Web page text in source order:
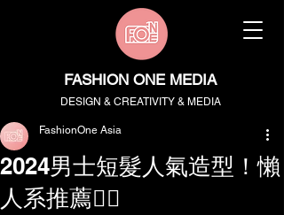
FASHION ONE MEDIA
DESIGN & CREATIVITY & MEDIA
2024男士短髮人氣造型！懶
人系推薦👍🏻
FashionOne Asia